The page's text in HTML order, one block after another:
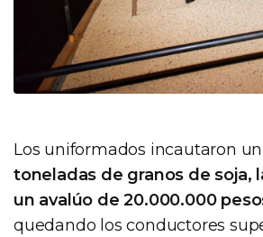
Los uniformados incautaron
toneladas de granos de soja,
un avalúo de 20.000.000
quedando los conductores